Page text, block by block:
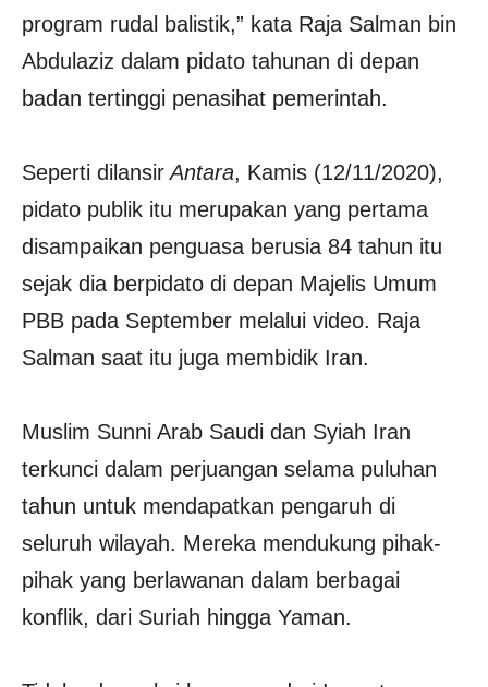
program rudal balistik,” kata Raja Salman bin
Abdulaziz dalam pidato tahunan di depan
badan tertinggi penasihat pemerintah.
Seperti dilansirAntara, Kamis (12/11/2020),
pidato publik itu merupakan yang pertama
disampaikan penguasa berusia 84 tahun itu
sejak dia berpidato di depan Majelis Umum
PBB pada September melalui video. Raja
Salman saat itu juga membidik Iran.
Muslim Sunni Arab Saudi dan Syiah Iran
terkunci dalam perjuangan selama puluhan
tahun untuk mendapatkan pengaruh di
seluruh wilayah. Mereka mendukung pihak-
pihak yang berlawanan dalam berbagai
konflik, dari Suriah hingga Yaman.